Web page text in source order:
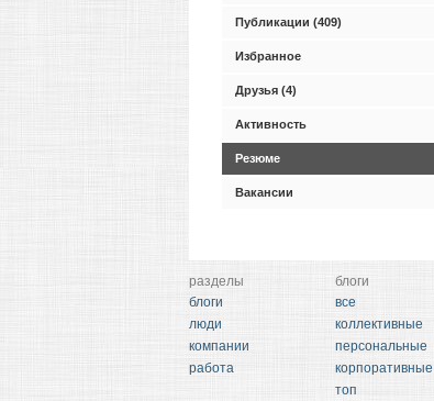
Публикации (409)
Избранное
Друзья (4)
Активность
Резюме
Вакансии
разделы
блоги
люди
компании
работа
блоги
все
коллективные
персональные
корпоративные
топ